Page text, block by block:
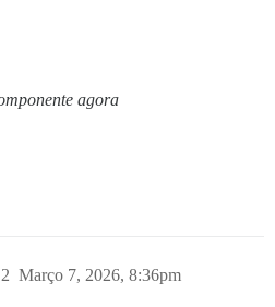
agora
Março 7, 2026, 8:36pm
2